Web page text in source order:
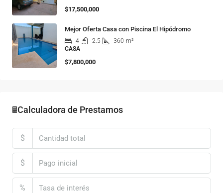
$17,500,000
Mejor Oferta Casa con Piscina El Hipódromo
4 2.5 360 m²
CASA
$7,800,000
🖩Calculadora de Prestamos
$
$
%